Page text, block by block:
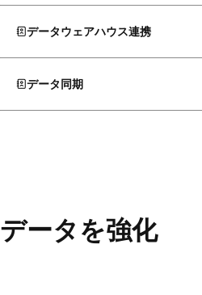
データウェアハウス連携
データ同期
データを強化